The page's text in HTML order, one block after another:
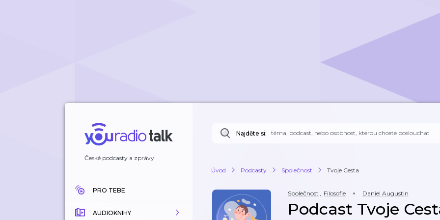
České podcasty a zprávy
PRO TEBE
AUDIOKNIHY
Najděte si:
Úvod Podcasty Společnost Tvoje Cesta
Společnost , Filosofie Daniel Augustin
Podcast Tvoje